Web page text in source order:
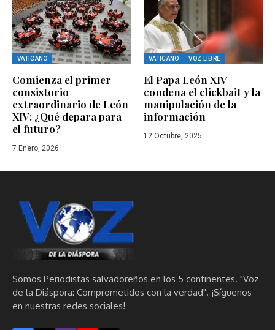
VATICANO
Comienza el primer
consistorio
extraordinario de León
XIV: ¿Qué depara para
el futuro?
7 Enero, 2026
VATICANO VOZ LIBRE
El Papa León XIV
condena el clickbait y la
manipulación de la
información
12 Octubre, 2025
Somos Periodistas salvadoreños en los 5 continentes. "Voz
de la Diáspora: Comprometidos con la verdad". ¡Síguenos
en nuestras redes sociales!